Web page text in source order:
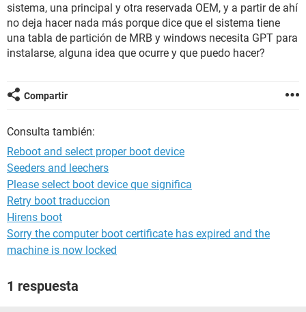
sistema, una principal y otra reservada OEM, y a partir de ahí
no deja hacer nada más porque dice que el sistema tiene
una tabla de partición de MRB y windows necesita GPT para
instalarse, alguna idea que ocurre y que puedo hacer?
Compartir
Consulta también:
Reboot and select proper boot device
Seeders and leechers
Please select boot device que significa
Retry boot traduccion
Hirens boot
Sorry the computer boot certificate has expired and the
machine is now locked
1 respuesta